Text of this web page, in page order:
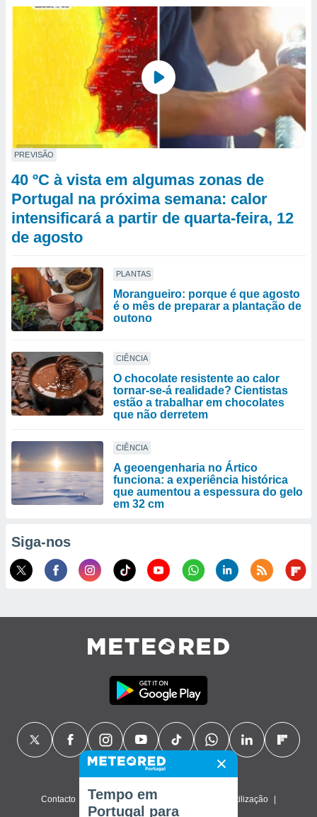
PREVISÃO
40 ºC à vista em algumas zonas de
Portugal na próxima semana: calor
intensificará a partir de quarta-feira, 12
de agosto
PLANTAS
Morangueiro: porque é que agosto
é o mês de preparar a plantação de
outono
CIÊNCIA
O chocolate resistente ao calor
tornar-se-á realidade? Cientistas
estão a trabalhar em chocolates
que não derretem
CIÊNCIA
A geoengenharia no Ártico
funciona: a experiência histórica
que aumentou a espessura do gelo
em 32 cm
Siga-nos
Contacto Sobre nós FAQ Termos de utilização
Tempo em
Portugal para